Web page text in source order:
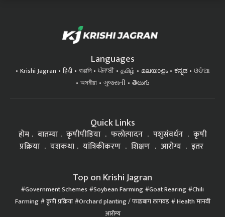
Languages
Krishi Jagran हिंदी বাঙালি ਪੰਜਾਬੀ தமிழ் മലയാളം ಕನ್ನಡ
ଓଡିଆ
অসমীয়া
ગુજરાતી తెలుగు
Quick Links
होम बातम्या कृषीपीडिया फलोत्पादन पशुसंवर्धन
कृषी
प्रक्रिया
यशकथा यांत्रिकीकरण शिक्षण आरोग्य इतर
Top on Krishi Jagran
Government Schemes Soybean Farming Goat Rearing Chili
Farming कृषी प्रक्रिया Orchard planting / फळबाग लागवड Health मानवी
आरोग्य